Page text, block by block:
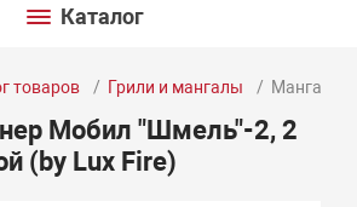
Каталог
товаров Грили и мангалы Мангал
Мобил "Шмель"-2, 2
(by Lux Fire)